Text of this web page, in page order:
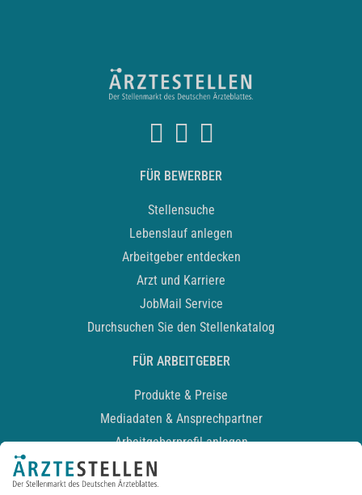
FÜR BEWERBER
Stellensuche
Lebenslauf anlegen
Arbeitgeber entdecken
Arzt und Karriere
JobMail Service
Durchsuchen Sie den Stellenkatalog
FÜR ARBEITGEBER
Produkte & Preise
Mediadaten & Ansprechpartner
Arbeitgeberprofil anlegen
Recruiting-Podcast